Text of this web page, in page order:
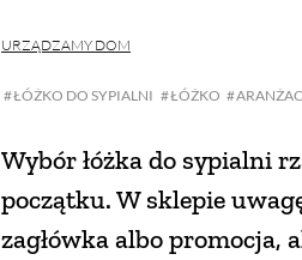
URZĄDZAMY DOM
ŁÓŻKO DO SYPIALNI ŁÓŻKO
Wybór łóżka do sypialni
początku. W sklepie
zagłówka albo promocja,